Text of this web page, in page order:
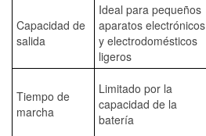
Capacidad de
salida
Ideal para pequeños
aparatos electrónicos
y electrodomésticos
ligeros
Tiempo de
marcha
Limitado por la
capacidad de la
batería